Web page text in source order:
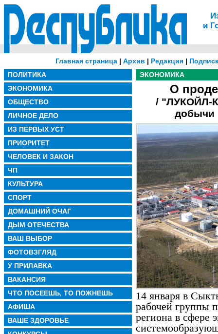
и
Главная страница| Архив | Редакция|
ПОЛИТИКА
ЭКОНОМИКА
ОБЩЕСТВО
ЛИЧНОЕ ДЕЛО
ИЗ ПЕРВЫХ УСТ
ПРИОРИТЕТ
ЧЕЛОВЕК И ЗАКОН
ЧП
КУЛЬТУРА
СПОРТ
ДОМАШНИЙ ОЧАГ
ДЫМ ОТЕЧЕСТВА
ВАШ ВЫБОР
ФОТОВЗГЛЯД
У ПРИЛАВКА
ВАКАНСИЯ
ЧТО ПОСЕЕШЬ, ТО ПОЖНЕШЬ
АФИША
ВАШЕ ЗДОРОВЬЕ
ЭКОНОМИКА
О
/ "ЛУКОЙЛ-
добычи
14 января в
рабочей группы
региона в сфере